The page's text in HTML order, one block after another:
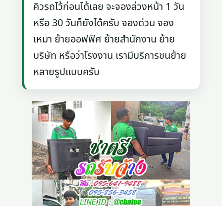
คิวรถไว้ก่อนได้เลย จะจองล่วงหน้า 1 วัน
หรือ 30 วันก็ยังได้ครับ จองด่วน จอง
เหมา ย้ายออฟฟิศ ย้ายสำนักงาน ย้าย
บริษัท หรือว่าโรงงาน เรามีบริการขนย้าย
หลายรูปแบบครับ